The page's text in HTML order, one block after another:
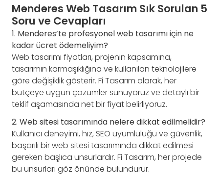
Menderes Web Tasarım Sık Sorulan 5
Soru ve Cevapları
1. Menderes’te profesyonel web tasarımı için ne
kadar ücret ödemeliyim?
Web tasarımı fiyatları, projenin kapsamına,
tasarımın karmaşıklığına ve kullanılan teknolojilere
göre değişiklik gösterir. Fi Tasarım olarak, her
bütçeye uygun çözümler sunuyoruz ve detaylı bir
teklif aşamasında net bir fiyat belirliyoruz.
2. Web sitesi tasarımında nelere dikkat edilmelidir?
Kullanıcı deneyimi, hız, SEO uyumluluğu ve güvenlik,
başarılı bir web sitesi tasarımında dikkat edilmesi
gereken başlıca unsurlardır. Fi Tasarım, her projede
bu unsurları göz önünde bulundurur.